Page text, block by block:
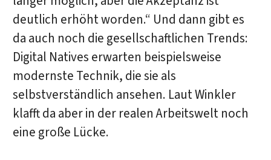
deutlich erhöht worden.“ Und dann gibt es
da auch noch die gesellschaftlichen Trends:
Digital Natives erwarten beispielsweise
modernste Technik, die sie als
selbstverständlich ansehen. Laut Winkler
klafft da aber in der realen Arbeitswelt noch
eine große Lücke.